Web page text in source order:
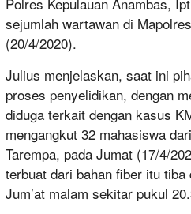
sejumlah wartawan di
(20/4/2020).
Julius menjelaskan, saat ini
proses penyelidikan, dengan
diduga terkait dengan kasus
mengangkut 32 mahasiswa
Tarempa, pada Jumat (17/4/
terbuat dari bahan fiber itu tiba
Jum’at malam sekitar pukul